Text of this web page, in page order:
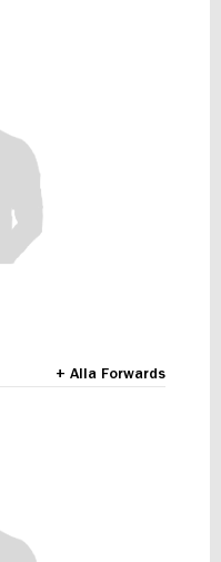
+ Alla Forwards